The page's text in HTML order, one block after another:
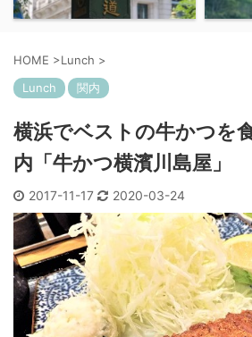
HOME >Lunch >
Lunch
関内
横浜でベストの牛かつを
内「牛かつ横濱川島屋」
2017-11-17 2020-03-24